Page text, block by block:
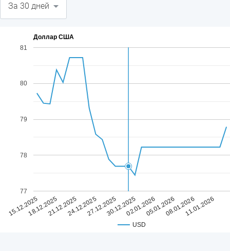
Доллар США
USD
15.12.202518.12.202521.12.202524.12.202527.12.202530.12.202502.01.202605.01.202608.01.202611.01.2026
77
78
79
80
81